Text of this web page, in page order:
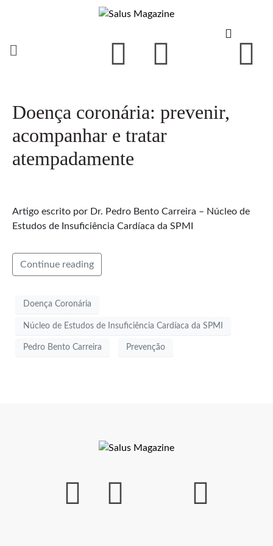
Doença coronária: prevenir,
acompanhar e tratar
atempadamente
Artigo escrito por Dr. Pedro Bento Carreira – Núcleo de
Estudos de Insuficiência Cardíaca da SPMI
Continue reading
Doença Coronária
Núcleo de Estudos de Insuficiência Cardíaca da SPMI
Pedro Bento Carreira Prevenção